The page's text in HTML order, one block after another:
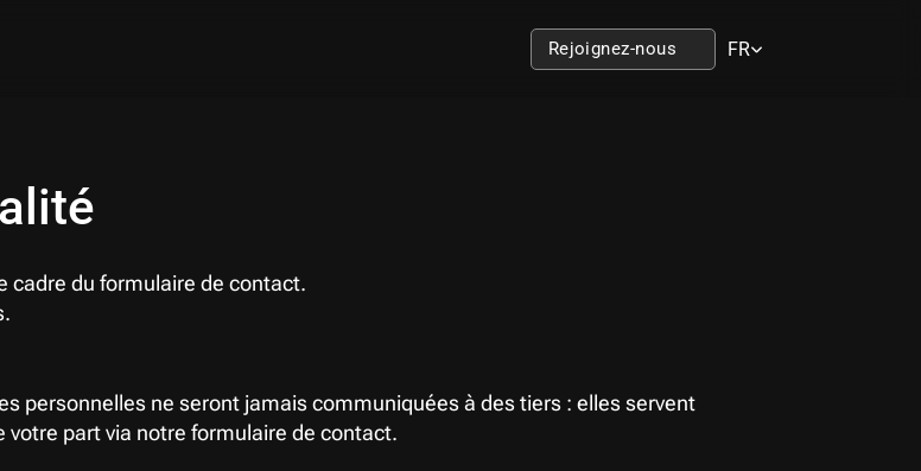
Rejoignez-nous
Select Language
FR
cadre du formulaire de contact.
personnelles ne seront jamais communiquées à des tiers : elles servent
part via notre formulaire de contact.